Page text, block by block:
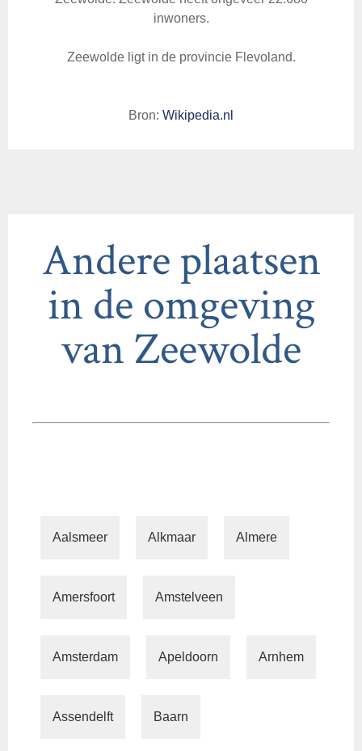
inwoners.
Zeewolde ligt in de provincie Flevoland.
Bron: Wikipedia.nl
Andere plaatsen
in de omgeving
van Zeewolde
Aalsmeer Alkmaar Almere
Amersfoort Amstelveen
Amsterdam Apeldoorn Arnhem
Assendelft Baarn